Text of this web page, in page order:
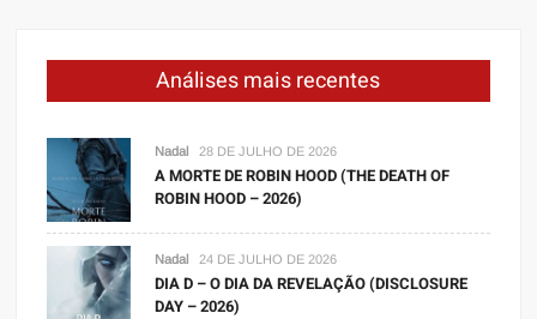
Análises mais recentes
Nadal 28 DE JULHO DE 2026
A MORTE DE ROBIN HOOD (THE DEATH OF
ROBIN HOOD – 2026)
Nadal 24 DE JULHO DE 2026
DIA D – O DIA DA REVELAÇÃO (DISCLOSURE
DAY – 2026)